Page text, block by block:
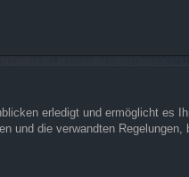
erledigt und ermöglicht es
und die verwandten